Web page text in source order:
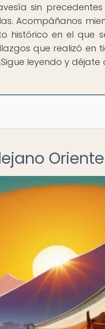
sin
Acompáñanos
histórico en el que
que realizó en
leyendo y
Oriente